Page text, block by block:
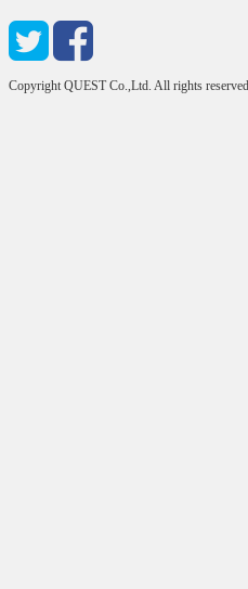
Copyright QUEST Co.,Ltd. All rights reserved.